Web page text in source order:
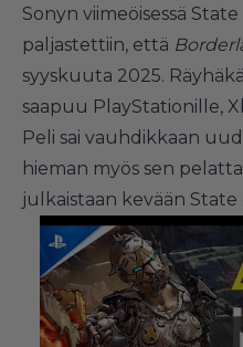
Sonyn viimeöisessä
paljastettiin, että
syyskuuta 2025.
saapuu PlayStationille,
Peli sai vauhdikkaan
hieman myös sen
julkaistaan kevään State